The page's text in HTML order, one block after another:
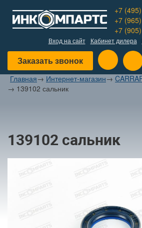
+7
+7
+7
Вход на сайт Кабинет дилера
Заказать звонок
Главная→ Интернет-магазин→
→ 139102 сальник
139102 сальник